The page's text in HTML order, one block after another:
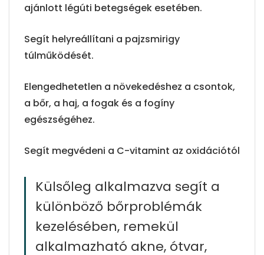
ajánlott légúti betegségek esetében.
Segít helyreállítani a pajzsmirigy
túlműködését.
Elengedhetetlen a növekedéshez a csontok,
a bőr, a haj, a fogak és a fogíny
egészségéhez.
Segít megvédeni a C-vitamint az oxidációtól
Külsőleg alkalmazva segít a
különböző bőrproblémák
kezelésében, remekül
alkalmazható akne, ótvar,